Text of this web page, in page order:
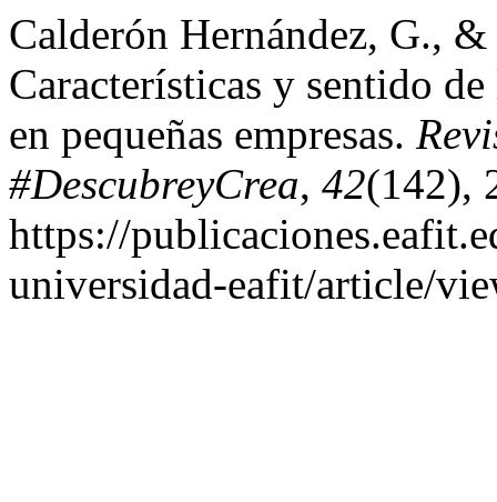
Calderón Hernández, G.,
Características y sentido
en pequeñas empresas.
#DescubreyCrea, 42(142),
https://
universidad-eafit/article/